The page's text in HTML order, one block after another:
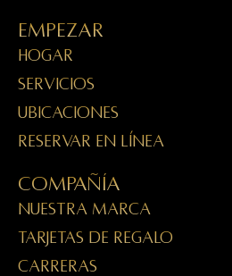
Empezar
HOGAR
SERVICIOS
UBICACIONES
RESERVAR EN LÍNEA
Compañía
NUESTRA MARCA
TARJETAS DE REGALO
CARRERAS